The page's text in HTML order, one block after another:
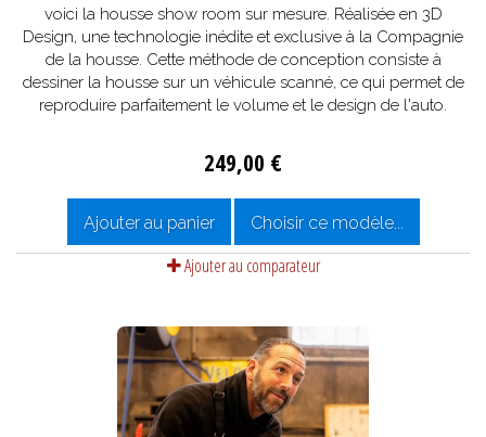
voici la housse show room sur mesure. Réalisée en 3D
Design, une technologie inédite et exclusive à la Compagnie
de la housse. Cette méthode de conception consiste à
dessiner la housse sur un véhicule scanné, ce qui permet de
reproduire parfaitement le volume et le design de l'auto.
249,00 €
Ajouter au panier Choisir ce modèle...
Ajouter au comparateur